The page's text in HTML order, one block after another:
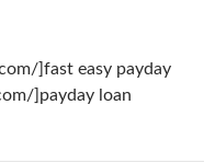
]fast easy payday
]payday loan